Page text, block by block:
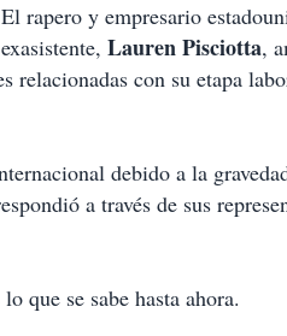
rapero y empresario
Lauren Pisciotta,
relacionadas con su etapa
debido a la
a través de sus
que se sabe hasta ahora.